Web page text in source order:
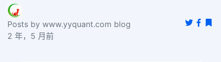
Posts by www.yyquant.com blog
2 年，5 月前